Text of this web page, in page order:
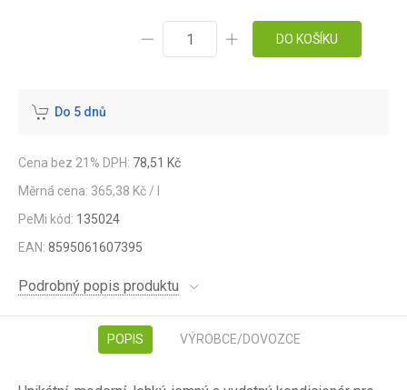
DO KOŠÍKU
Do 5 dnů
Cena bez 21% DPH: 78,51 Kč
Měrná cena: 365,38 Kč / l
PeMi kód: 135024
EAN: 8595061607395
Podrobný popis produktu
POPIS VÝROBCE/DOVOZCE